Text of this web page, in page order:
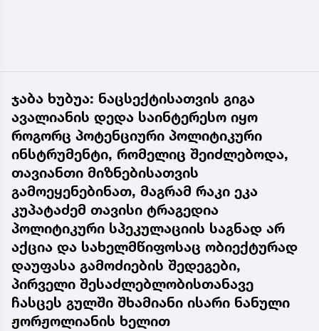
ჯაბა ხუბუა: ნაცსექტისათვის გიგა
ავალიანის დედა საინტერესო იყო
როგორც პოტენციური პოლიტიკური
ინსტრუმენტი, რომელიც შეიძლებოდა,
თავიანთი მიზნებისათვის
გამოეყენებინათ, მაგრამ რაკი ეკა
კუპატაძემ თავისი ტრაგედია
პოლიტიკური სპეკულაციის საგნად არ
აქცია და სახელმწიფოსაც ობიექტურად
დაუფასა გამოძიების შედეგები,
პირველი შესაძლებლობისთანავე
ჩასცეს გულში შხამიანი ისარი ნანული
ჟორჟოლიანის ხელით